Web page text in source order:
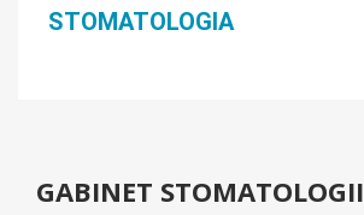
Menu boczne
STOMATOLOGIA
GABINET STOMATOLOGII